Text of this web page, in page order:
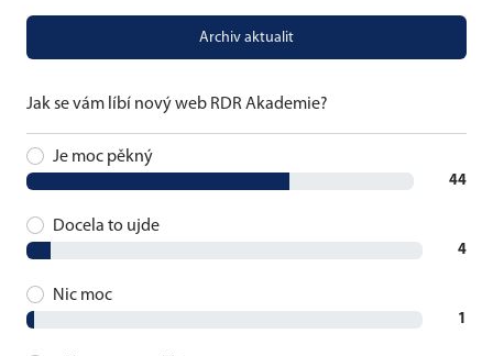
Archiv aktualit
Jak se vám líbí nový web RDR Akademie?
Je moc pěkný
44
Docela to ujde
4
Nic moc
1